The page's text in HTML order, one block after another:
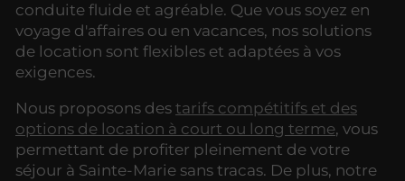
conduite fluide et agréable. Que vous soyez en
voyage d'affaires ou en vacances, nos solutions
de location sont flexibles et adaptées à vos
exigences.
Nous proposons des tarifs compétitifs et des
options de location à court ou long terme, vous
permettant de profiter pleinement de votre
séjour à Sainte-Marie sans tracas. De plus, notre